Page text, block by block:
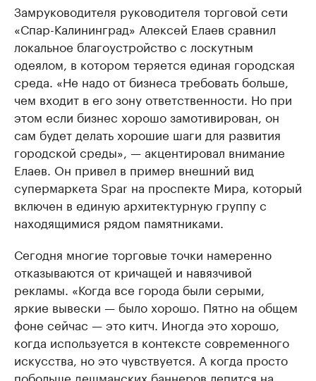
Замруководителя руководителя торговой сети
«Спар-Калининград» Алексей Елаев сравнил
локальное благоустройство с лоскутным
одеялом, в котором теряется единая городская
среда. «Не надо от бизнеса требовать больше,
чем входит в его зону ответственности. Но при
этом если бизнес хорошо замотивирован, он
сам будет делать хорошие шаги для развития
городской среды», — акцентировал внимание
Елаев. Он привел в пример внешний вид
супермаркета Spar на проспекте Мира, который
включен в единую архитектурную группу с
находящимися рядом памятниками.
Сегодня многие торговые точки намеренно
отказываются от кричащей и навязчивой
рекламы. «Когда все города были серыми,
яркие вывески — было хорошо. Пятно на общем
фоне сейчас — это китч. Иногда это хорошо,
когда используется в контексте современного
искусства, но это чувствуется. А когда просто
побольше дешманских баннеров лепится на